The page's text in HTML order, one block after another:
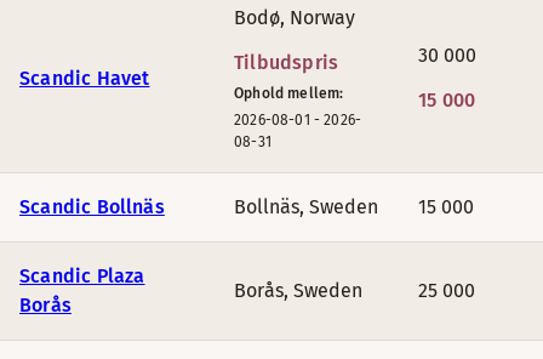
TILBUD PÅ BONUSNÆTTER I SVERIGE
Scandic Havet
Bodø, Norway
Tilbudspris
Ophold mellem:
2026-08-01 -2026-
08-31
30 000
15 000
Scandic Bollnäs Bollnäs, Sweden 15 000
Scandic Plaza
Borås
Borås, Sweden 25 000